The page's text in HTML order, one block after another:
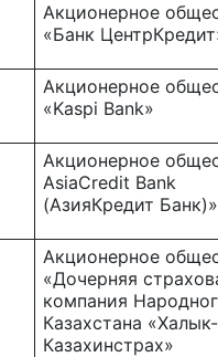
Акционерное
«Банк
Акционерное
«Kaspi Bank»
Акционерное
AsiaCredit Bank
(АзияКредит Банк)»
Акционерное
«Дочерняя
компания
Казахстана «Халык-
Казахинстрах»